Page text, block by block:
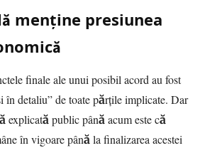
menține presiunea
finale ale unui posibil acord au fost
în detaliu” de toate părțile implicate. Dar
explicată public până acum este că
în vigoare până la finalizarea acestei